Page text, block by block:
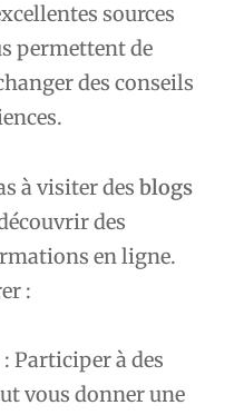
sources
permettent de
des conseils
à visiter des blogs
des
en ligne.
:
: Participer à des
vous donner une